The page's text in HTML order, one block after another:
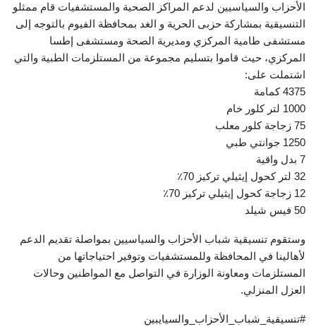
الأحزاب والسياسيين لدعم المراكز الصحية والمستشفيات قام ممثلو
التنسيقية بمشاركة حزبى الحرية و الغد بمحافظة الفيوم بالتوجه إلى
مستشفى طامية المركزي ومديرية الصحة ومستشفى إطسا
المركزي، حيث قاموا بتسليم مجموعة من المستلزمات الطبية والتي
اشتملت على:
4375 كمامة
1000 لتر كلور خام
75 زجاجة كلور معلب
1250 جوانتي طبي
7 بدل واقية
32 لتر كحول إيثيلي تركيز 70٪
12 زجاجة كحول إيثيلي تركيز 70٪
50 فيس شيلد
وستقوم تنسيقية شباب الأحزاب والسياسيين بمواصلة تقديم الدعم
لأهالينا في المحافظة وللمستشفيات وتوفير احتياجاتها من
المستلزمات ومعاونة الوزارة في التواصل مع المواطنين وحالات
العزل المنزلي.
#تنسيقية_شباب_الأحزاب_والسيايبين